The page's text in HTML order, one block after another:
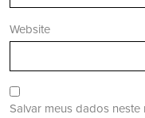
Website
Salvar meus dados